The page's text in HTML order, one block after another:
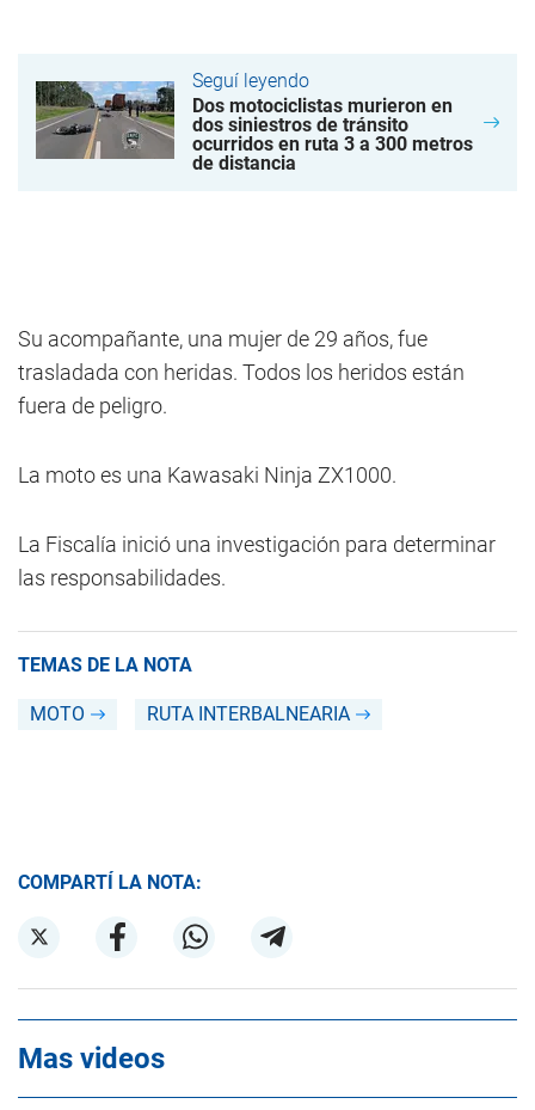
Seguí leyendo
Dos motociclistas murieron en
dos siniestros de tránsito
ocurridos en ruta 3 a 300 metros
de distancia
Su acompañante, una mujer de 29 años, fue
trasladada con heridas. Todos los heridos están
fuera de peligro.
La moto es una Kawasaki Ninja ZX1000.
La Fiscalía inició una investigación para determinar
las responsabilidades.
TEMAS DE LA NOTA
MOTO RUTA INTERBALNEARIA
COMPARTÍ LA NOTA:
Mas videos